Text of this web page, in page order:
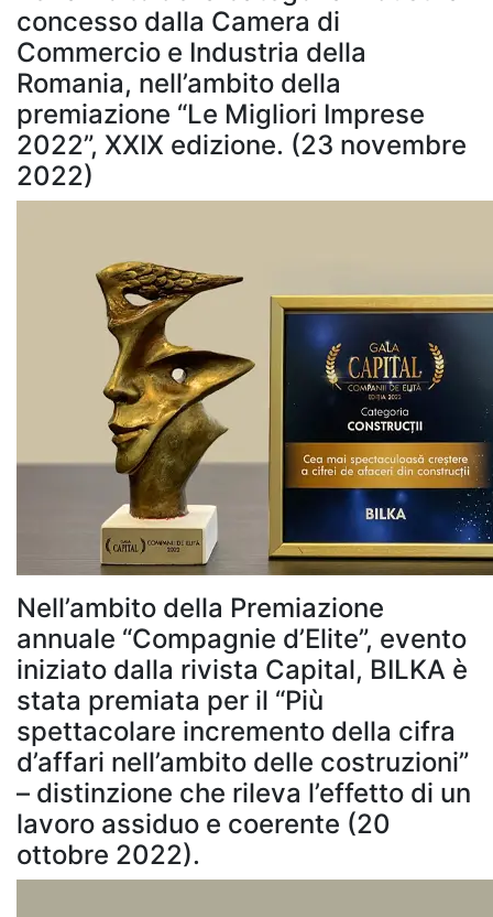
concesso dalla Camera di
Commercio e Industria della
Romania, nell’ambito della
premiazione “Le Migliori Imprese
2022”, XXIX edizione. (23 novembre
2022)
Nell’ambito della Premiazione
annuale “Compagnie d’Elite”, evento
iniziato dalla rivista Capital, BILKA è
stata premiata per il “Più
spettacolare incremento della cifra
d’affari nell’ambito delle costruzioni”
– distinzione che rileva l’effetto di un
lavoro assiduo e coerente (20
ottobre 2022).